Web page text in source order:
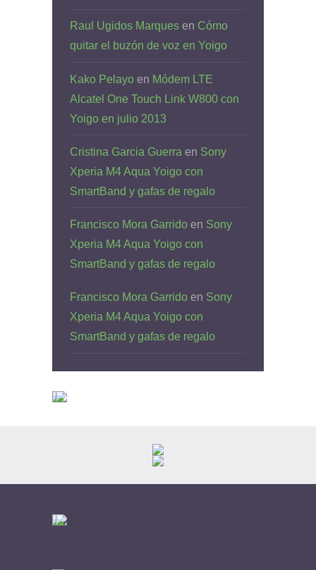
Raul Ugidos Marques en Cómo
quitar el buzón de voz en Yoigo
Kako Pelayo en Módem LTE
Alcatel One Touch Link W800 con
Yoigo en julio 2013
Cristina Garcia Guerra en Sony
Xperia M4 Aqua Yoigo con
SmartBand y gafas de regalo
Francisco Mora Garrido en Sony
Xperia M4 Aqua Yoigo con
SmartBand y gafas de regalo
Francisco Mora Garrido en Sony
Xperia M4 Aqua Yoigo con
SmartBand y gafas de regalo